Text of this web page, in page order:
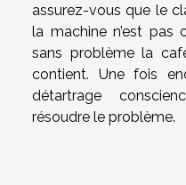
assurez-vous que le
la machine n’est pas
sans problème la
contient. Une fois
détartrage
résoudre le problème.